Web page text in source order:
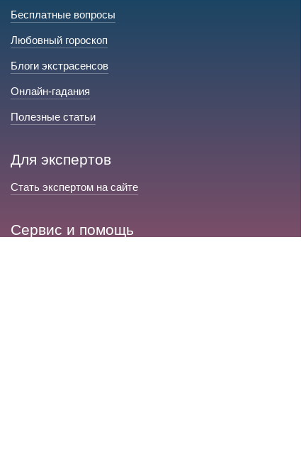
Бесплатные вопросы
Любовный гороскоп
Блоги экстрасенсов
Онлайн-гадания
Полезные статьи
Для экспертов
Стать экспертом на сайте
Сервис и помощь